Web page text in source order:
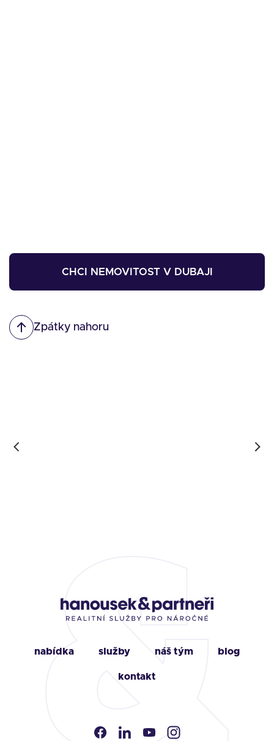
CHCI NEMOVITOST V DUBAJI
Zpátky nahoru
nabídka služby náš tým blog
kontakt